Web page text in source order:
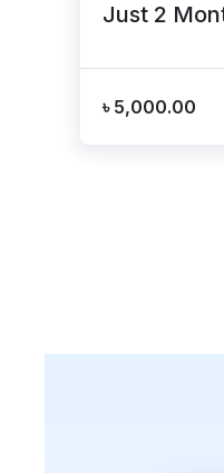
Just 2
৳ 5,000.00